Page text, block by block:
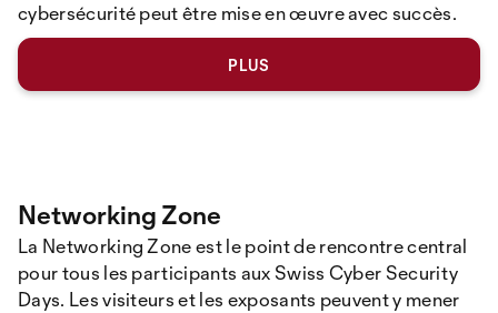
cybersécurité peut être mise en œuvre avec succès.
PLUS
Networking Zone
La Networking Zone est le point de rencontre central
pour tous les participants aux Swiss Cyber Security
Days. Les visiteurs et les exposants peuvent y mener